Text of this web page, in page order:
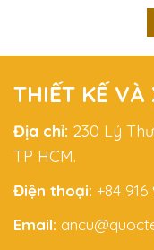
viết
THIẾT KẾ VÀ
Địa chỉ: 230 Lý
TP HCM.
Điện thoại: +84 916
Email: